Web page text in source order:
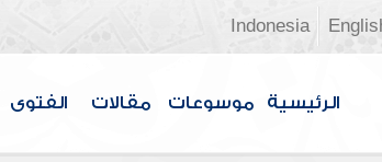
Indonesia
الرئيسية موسوعات مقالات الفتوى